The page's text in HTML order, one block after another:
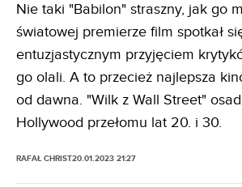
Nie taki "Babilon" straszny, jak go
światowej premierze film spotkał
entuzjastycznym przyjęciem
go olali. A to przecież najlepsza
od dawna. "Wilk z Wall Street"
Hollywood przełomu lat 20. i 30.
RAFAŁ CHRIST20.01.2023 21:27